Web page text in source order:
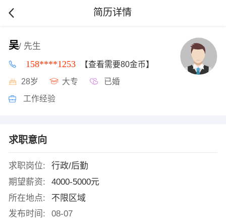
简历详情
吴/ 先生
158****1253 【查看需要80金币】
28岁 大专 已婚
工作经验
求职意向
求职岗位:
行政/后勤
期望薪资:
4000-5000元
所在地点:
不限区域
发布时间:
08-07